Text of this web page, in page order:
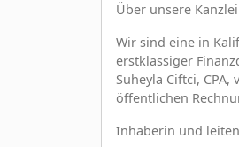
Über unsere Kanzlei
Wir sind eine in
erstklassiger
Suheyla Ciftci,
öffentlichen
Inhaberin und